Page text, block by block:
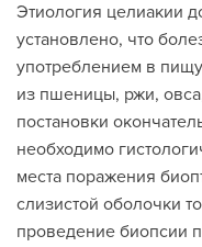
Этиология целиакии
установлено, что
употреблением в
из пшеницы, ржи,
постановки
необходимо
места поражения
слизистой оболочки
проведение биопсии